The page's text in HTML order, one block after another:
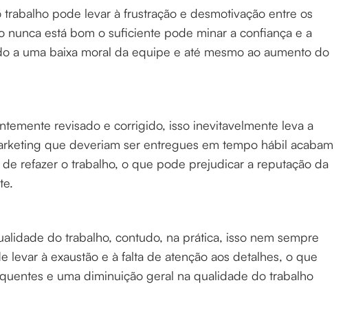
pode levar à frustração e desmotivação entre os
nunca está bom o suficiente pode minar a confiança e a
a uma baixa moral da equipe e até mesmo ao aumento do
revisado e corrigido, isso inevitavelmente leva a
que deveriam ser entregues em tempo hábil acabam
refazer o trabalho, o que pode prejudicar a reputação da
do trabalho, contudo, na prática, isso nem sempre
levar à exaustão e à falta de atenção aos detalhes, o que
e uma diminuição geral na qualidade do trabalho